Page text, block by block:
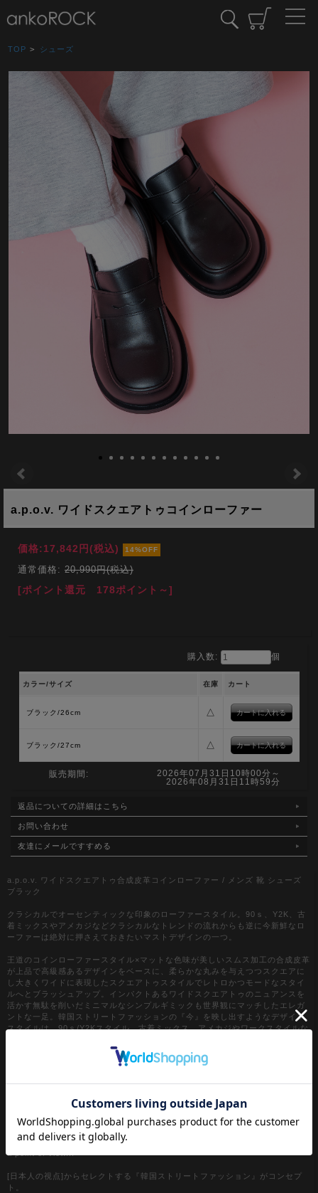
TOP > シューズ
a.p.o.v. ワイドスクエアトゥコインローファー
価格:17,842円(税込) 14%OFF
通常価格: 20,990円(税込)
[ポイント還元 178ポイント～]
購入数: 個
カラー/サイズ 在庫 カート
ブラック/26cm △
ブラック/27cm △
販売期間:
2026年07月31日10時00分～
2026年08月31日11時59分
返品についての詳細はこちら
お問い合わせ
友達にメールですすめる
a.p.o.v. ワイドスクエアトゥ合成皮革コインローファー / メンズ 靴 シューズ
ブラック
クラシカルでオーセンティックな印象のローファースタイル。90ｓ、Y2K、古
着ミックスやアメカジなどクラシカルなトレンドの流れからも逆に今新鮮なロ
ーファーは絶対に押さえておきたいマストデザインの一つ。
王道のコインローファースタイル×マットな色味が美しいスムス加工の合成皮革
が上品で高級感あるデザインをベースに、柔らかな丸みを与えつつスクエアに
し大きくワイドに表現したスクエアトゥスタイルでレトロかつモードなスタイ
ルへとブラッシュアップ。インパクトあるワイドスクエアトゥのニュアンスを
活かす無駄を削いだミニマルなシンプルギミックも世界観にマッチしたエレガ
ントな一足。韓国ストリートファッションの『今』を映し出すようなデザイン
スタイルは、90ｓ/Y2Kスタイル、古着ミックス、アメカジやワークスタイルな
ル、グランジといったカジュアル全般、さらにはモードスタイルやキレイメな
どのハズシアイテムやアクセントとしても◎
『カラー』
【a.p.o.v. / エーピーオービー】
a point of view...
[日本人の視点]からセレクトする『韓国ストリートファッション』がコンセプ
ト。